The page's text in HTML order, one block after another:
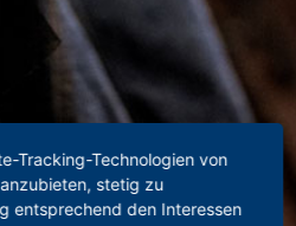
Tracking-Technologien von
stetig zu
entsprechend den Interessen